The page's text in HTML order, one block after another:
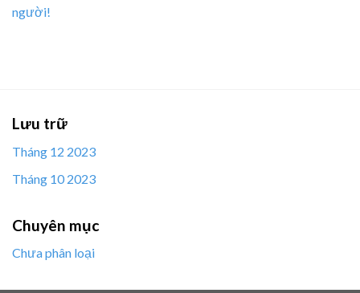
người!
Lưu trữ
Tháng 12 2023
Tháng 10 2023
Chuyên mục
Chưa phân loại